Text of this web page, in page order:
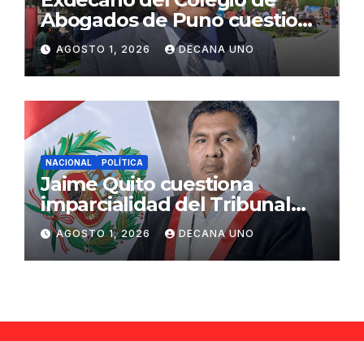
Abogados de Puno cuestiona
propuestas sobre seguridad
ciudadana
AGOSTO 1, 2026 DECANA UNO
NACIONAL POLÍTICA
Jaime Quito cuestiona
imparcialidad del Tribunal
Constitucional tras liberación
de Ollanta Humala
AGOSTO 1, 2026 DECANA UNO